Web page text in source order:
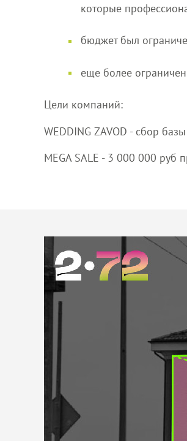
которые
бюджет был
еще более
Цели компаний:
WEDDING ZAVOD - сбор
MEGA SALE - 3 000 000 руб